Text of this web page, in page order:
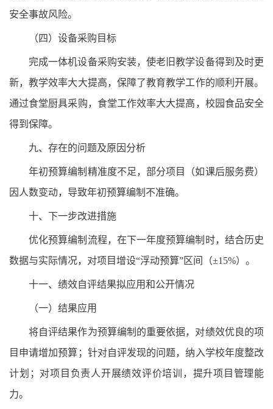
安全事故风险。
（四）设备采购目标
完成一体机设备采购安装，使老旧教学设备得到及时更
新，教学效率大大提高，保障了教育教学工作的顺利开展。
通过食堂厨具采购，食堂工作效率大大提高，校园食品安全
得到保障。
九、存在的问题及原因分析
年初预算编制精准度不足，部分项目（如课后服务费）
因人数变动，导致年初预算编制不准确。
十、下一步改进措施
优化预算编制流程，在下一年度预算编制时，结合历史
数据与实际情况，对项目增设“浮动预算”区间（±15%）。
十一、绩效自评结果拟应用和公开情况
（一）结果应用
将自评结果作为预算编制的重要依据，对绩效优良的项
目申请增加预算；针对自评发现的问题，纳入学校年度整改
计划；对项目负责人开展绩效评价培训，提升项目管理能
力。